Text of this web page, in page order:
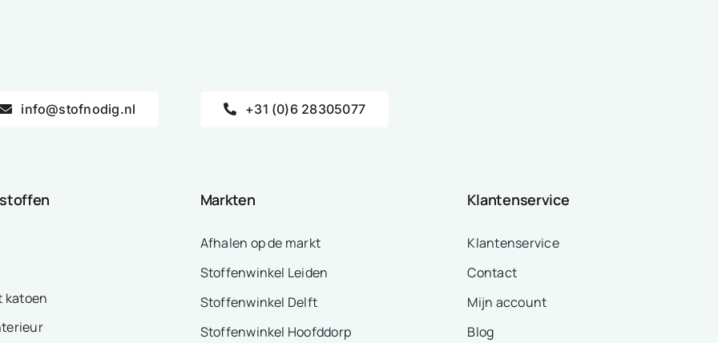
info@stofnodig.nl +31 (0)6 28305077
katoen
Markten
Afhalen op de markt
Stoffenwinkel Leiden
Stoffenwinkel Delft
Stoffenwinkel Hoofddorp
Klantenservice
Klantenservice
Contact
Mijn account
Blog